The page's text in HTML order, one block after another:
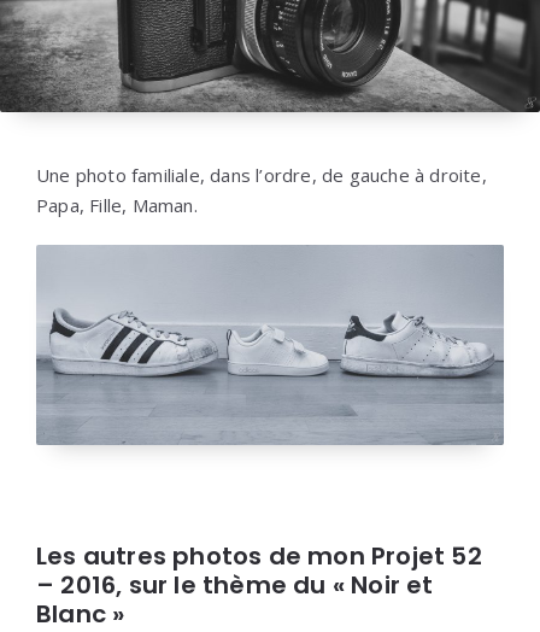
Une photo familiale, dans l’ordre, de gauche à droite,
Papa, Fille, Maman.
Les autres photos de mon Projet 52
– 2016, sur le thème du « Noir et
Blanc »